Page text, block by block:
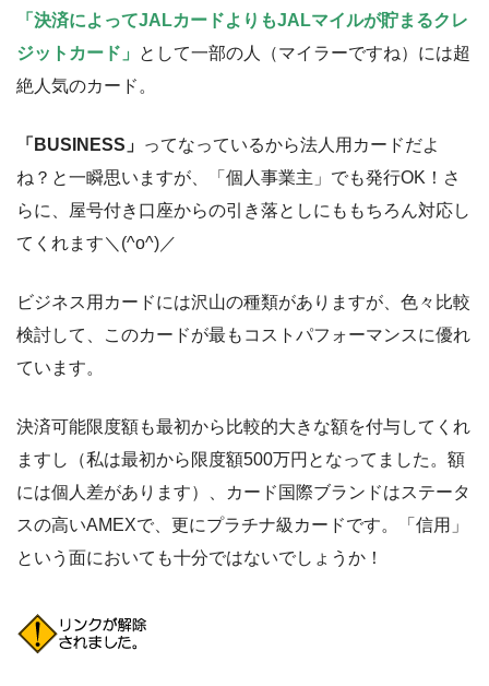
「決済によってJALカードよりもJALマイルが貯まるクレ
ジットカード」
として一部の人（マイラーですね）には超
絶人気のカード。
「BUSINESS」 ってなっているから法人用カードだよ
ね？と一瞬思いますが、「個人事業主」でも発行OK！さ
らに、屋号付き口座からの引き落としにももちろん対応し
てくれます＼(^o^)／
ビジネス用カードには沢山の種類がありますが、色々比較
検討して、このカードが最もコストパフォーマンスに優れ
ています。
決済可能限度額も最初から比較的大きな額を付与してくれ
ますし（私は最初から限度額500万円となってました。額
には個人差があります）、カード国際ブランドはステータ
スの高いAMEXで、更にプラチナ級カードです。「信用」
という面においても十分ではないでしょうか！